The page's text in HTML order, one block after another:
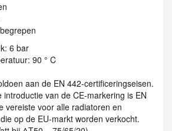
6 bar
90 ° C
aan de EN 442-certificeringseisen.
van de CE-markering is EN
vereiste voor alle radiatoren en
op de EU-markt worden verkocht.